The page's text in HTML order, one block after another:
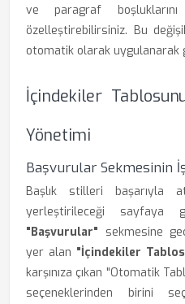
ve paragraf
özelleştirebilirsiniz. Bu
otomatik olarak uygulanarak
İçindekiler
Yönetimi
Başvurular Sekmesinin
Başlık stilleri başarıyla
yerleştirileceği sayfaya
"Başvurular" sekmesine
yer alan "İçindekiler
karşınıza çıkan "Otomatik
seçeneklerinden birini